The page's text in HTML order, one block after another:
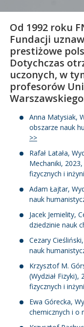
Absolwent
Od 1992 roku
Fundacji
prestiżowe
Dotychczas
uczonych, w
profesorów
Anna Matysiak,
obszarze nauk
>>
Rafał Latała,
Mechaniki,
fizycznych i
Adam Łajtar,
nauk
Jacek Jemielity,
dziedzinie nauk
Cezary
nauk
Krzysztof M.
(Wydział
fizycznych i
Ewa Górecka,
chemicznych i o